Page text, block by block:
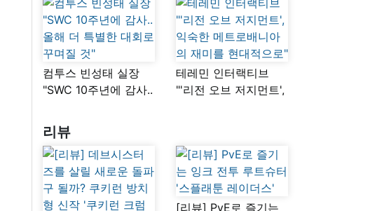
컴투스 빈성태 실장
"SWC 10주년에 감사..
꾸며질 것"
테레민 인터랙티브
"'리전 오브 저지먼트',
리뷰
[리뷰] PvE로 즐기는